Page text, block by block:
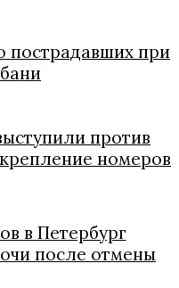
пострадавших при
против
номеров
в Петербург
после отмены